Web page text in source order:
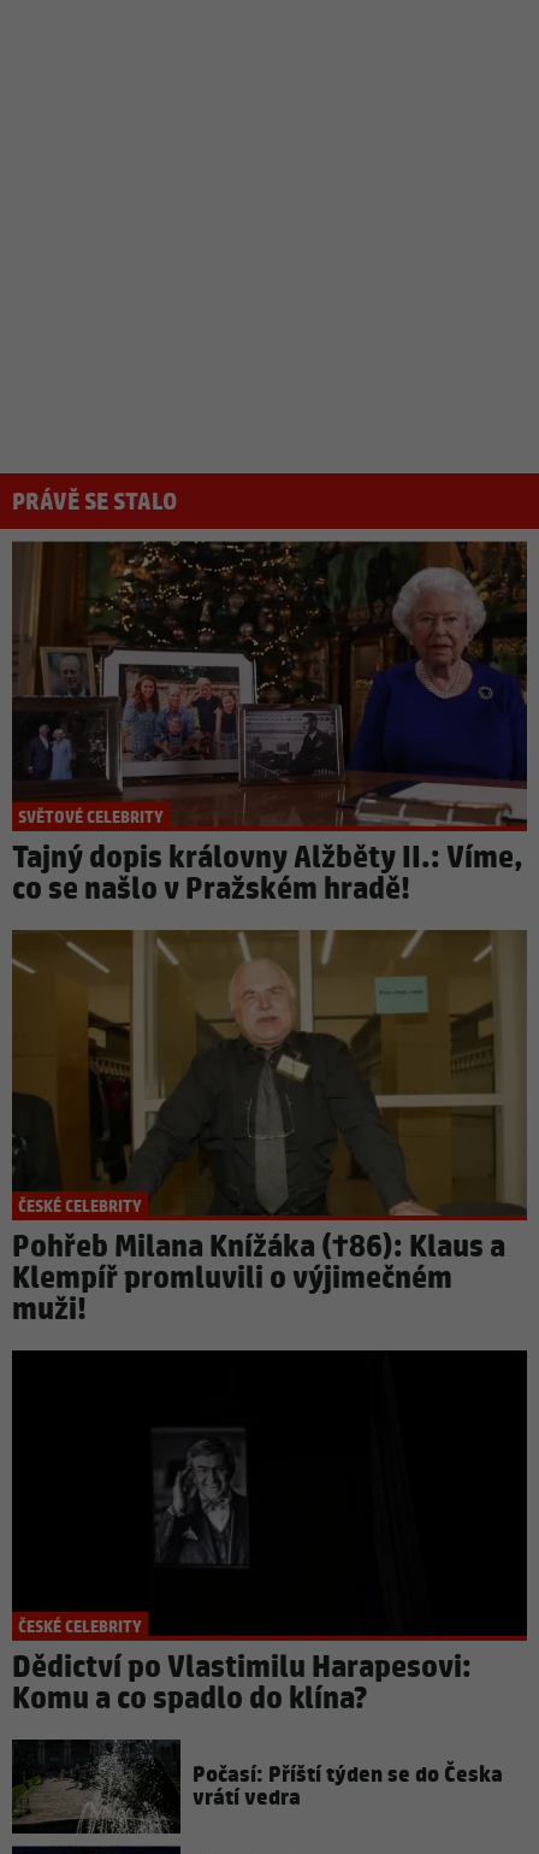
PRÁVĚ SE STALO
SVĚTOVÉ CELEBRITY
Tajný dopis královny Alžběty II.: Víme,
co se našlo v Pražském hradě!
ČESKÉ CELEBRITY
Pohřeb Milana Knížáka (†86): Klaus a
Klempíř promluvili o výjimečném
muži!
ČESKÉ CELEBRITY
Dědictví po Vlastimilu Harapesovi:
Komu a co spadlo do klína?
Počasí: Příští týden se do Česka
vrátí vedra